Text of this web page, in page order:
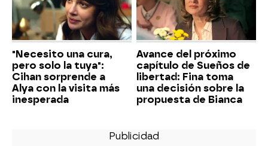
"Necesito una cura,
pero solo la tuya":
Cihan sorprende a
Alya con la visita más
inesperada
Avance del próximo
capítulo de Sueños de
libertad: Fina toma
una decisión sobre la
propuesta de Bianca